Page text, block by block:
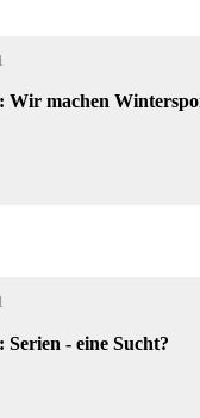
Wir machen
Serien - eine Sucht?